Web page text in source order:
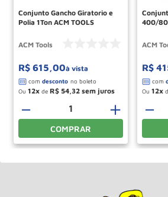
Conjunto Gancho Giratorio e
Polia 1Ton ACM TOOLS
ACM Tools
R$ 615,00à vista
Ou 12 de R$ 54 32
＋
－
COMPRAR
400/
ACM
R$
Ou 12
－